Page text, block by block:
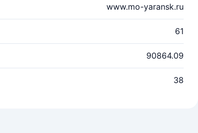
www.mo-yaransk.ru
61
90864.09
38